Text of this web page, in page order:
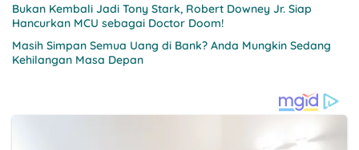
Bukan Kembali Jadi Tony Stark, Robert Downey Jr. Siap
Hancurkan MCU sebagai Doctor Doom!
Masih Simpan Semua Uang di Bank? Anda Mungkin Sedang
Kehilangan Masa Depan